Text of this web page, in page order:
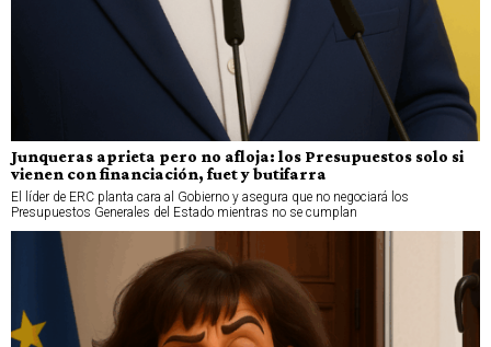
Junqueras aprieta pero no afloja: los Presupuestos solo si
vienen con financiación, fuet y butifarra
El líder de ERC planta cara al Gobierno y asegura que no negociará los
Presupuestos Generales del Estado mientras no se cumplan